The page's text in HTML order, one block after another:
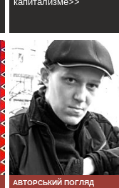
АВТОРСЬКИЙ ПОГЛЯД